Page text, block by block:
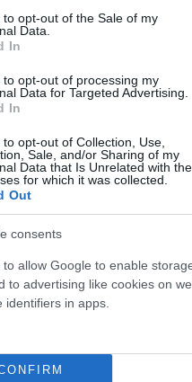
to opt-out of the Sale of my
Data.
In
to opt-out of processing my
Data for Targeted Advertising.
In
to opt-out of Collection, Use,
Sale, and/or Sharing of my
Data that Is Unrelated with the
for which it was collected.
Out
consents
to allow Google to enable
to advertising like cookies on
identifiers in apps.
τα κουλουράκια –
όταν τα βγάλετε,
όσο κρυώνουν.
τα αρωματίσετε και με
πιο «παραδοσιακό»